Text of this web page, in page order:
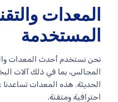
المعدات
المستخدمة
نحن نستخدم أحدث المعدات
المجالس، بما في ذلك آلات
الحديثة. هذه المعدات
احترافية ومتقنة.